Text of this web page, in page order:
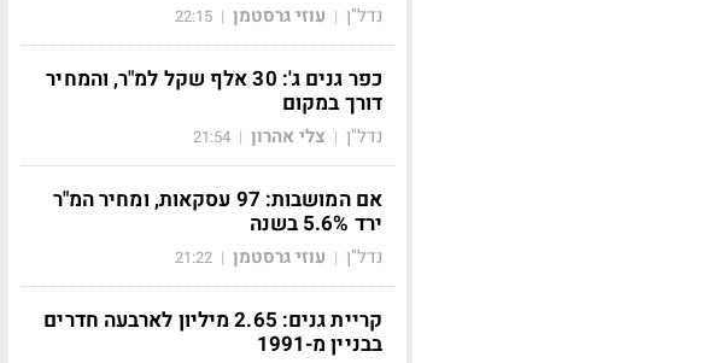
נדל"ן | עוזי גרסטמן |
22:15
כפר גנים ג': 30 אלף שקל למ"ר, והמחיר
דורך במקום
נדל"ן | צלי אהרון |
21:54
אם המושבות: 97 עסקאות, ומחיר המ"ר
ירד 5.6% בשנה
נדל"ן | עוזי גרסטמן |
21:22
קריית גנים: 2.65 מיליון לארבעה חדרים
בבניין מ-1991